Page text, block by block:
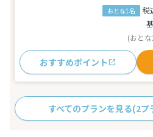
おとな1名 税
(おと
おすすめポイント
すべてのプランを見る(2プ